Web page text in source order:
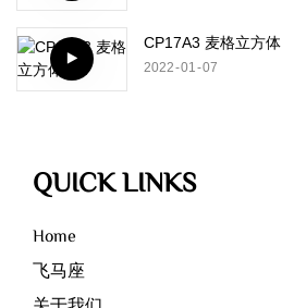
CP17A3 麦格立方体
2022 01 07
QUICK LINKS
Home
飞马座